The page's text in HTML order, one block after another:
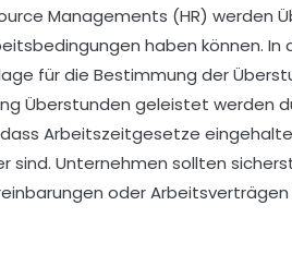
Managements (HR)
haben können.
für die Bestimmung der
Überstunden geleistet werden
Arbeitszeitgesetze
Unternehmen sollten
oder Arbeitsverträgen